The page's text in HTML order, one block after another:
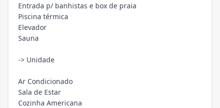
Entrada p/ banhistas e box de praia
Piscina térmica
Elevador
Sauna
-> Unidade
Ar Condicionado
Sala de Estar
Cozinha Americana